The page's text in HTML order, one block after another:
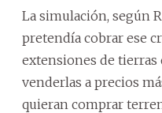
La simulación, según
pretendía cobrar ese
extensiones de tierras
venderlas a precios
quieran comprar